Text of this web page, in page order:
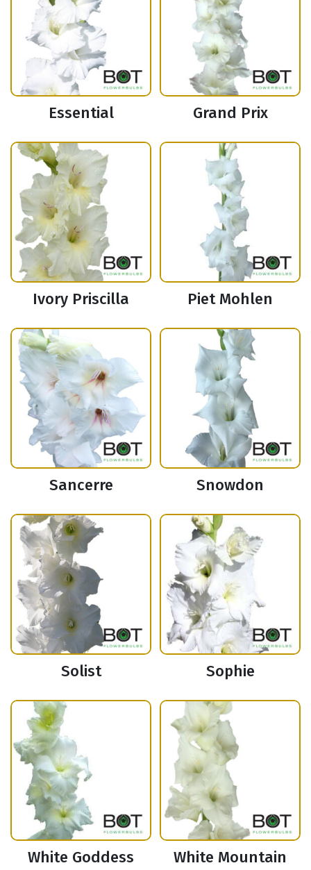
Essential Grand Prix
Ivory Priscilla Piet Mohlen
Sancerre Snowdon
Solist Sophie
White Goddess White Mountain